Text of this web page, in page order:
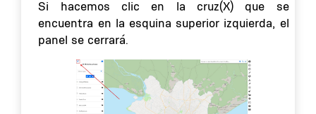
Si hacemos clic en la cruz(X) que se
encuentra en la esquina superior izquierda, el
panel se cerrará.